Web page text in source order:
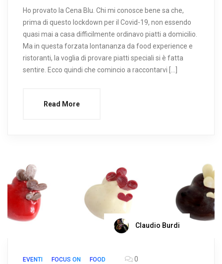
Ho provato la Cena Blu. Chi mi conosce bene sa che,
prima di questo lockdown per il Covid-19, non essendo
quasi mai a casa difficilmente ordinavo piatti a domicilio.
Ma in questa forzata lontananza da food experience e
ristoranti, la voglia di provare piatti speciali si è fatta
sentire. Ecco quindi che comincio a raccontarvi […]
Read More
Claudio Burdi
EVENTI FOCUS ON FOOD 0